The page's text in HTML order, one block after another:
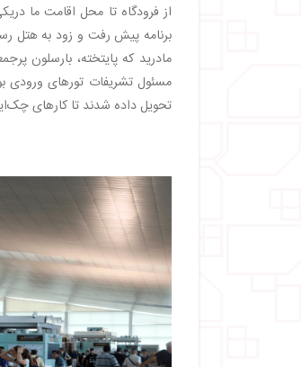
از فرودگاه تا محل اقامت ما
برنامه پیش رفت و زود به هتل
مادرید که پایتخته، بارسلون
مسئول تشریفات تورهای ورودی
تحویل داده شدند تا کارهای